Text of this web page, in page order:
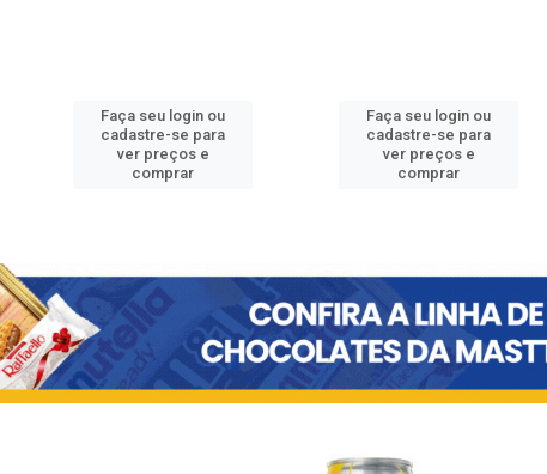
Faça seu login ou
cadastre-se para
ver preços e
comprar
Faça seu login ou
cadastre-se para
ver preços e
comprar